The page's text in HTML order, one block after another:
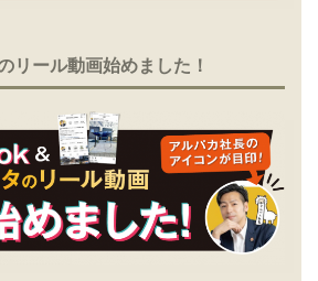
リール動画始めました！